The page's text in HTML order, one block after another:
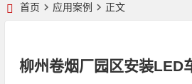
首页 应用案例 正文
柳州卷烟厂园区安装LED